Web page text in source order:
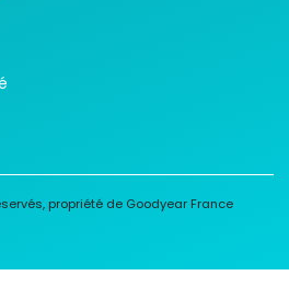
propriété de Goodyear France